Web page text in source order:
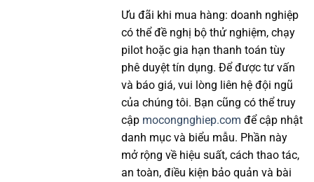
Ưu đãi khi mua hàng: doanh nghiệp
có thể đề nghị bộ thử nghiệm, chạy
pilot hoặc gia hạn thanh toán tùy
phê duyệt tín dụng. Để được tư vấn
và báo giá, vui lòng liên hệ đội ngũ
của chúng tôi. Bạn cũng có thể truy
cập mocongnghiep.com để cập nhật
danh mục và biểu mẫu. Phần này
mở rộng về hiệu suất, cách thao tác,
an toàn, điều kiện bảo quản và bài